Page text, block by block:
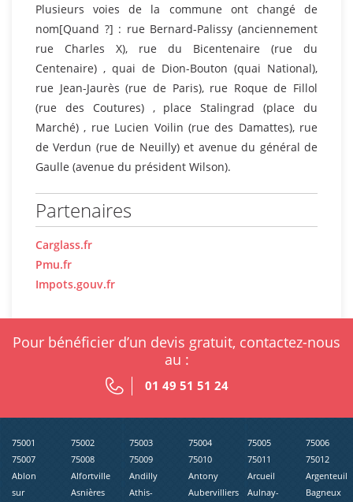
Plusieurs voies de la commune ont changé de
nom[Quand ?] : rue Bernard-Palissy (anciennement
rue Charles X), rue du Bicentenaire (rue du
Centenaire) , quai de Dion-Bouton (quai National),
rue Jean-Jaurès (rue de Paris), rue Roque de Fillol
(rue des Coutures) , place Stalingrad (place du
Marché) , rue Lucien Voilin (rue des Damattes), rue
de Verdun (rue de Neuilly) et avenue du général de
Gaulle (avenue du président Wilson).
Partenaires
Carglass.fr
Pmu.fr
Impots.gouv.fr
Pour bénéficier d’un devis gratuit, contactez-nous
au :
01 49 51 51 24
75001 75002 75003 75004 75005
75006
75007
75008 75009 75010 75011
75012
Ablon
sur
Alfortville Andilly Antony Arcueil
Argenteuil
Asnières
Athis-
Aubervilliers
Aulnay-
Bagneux